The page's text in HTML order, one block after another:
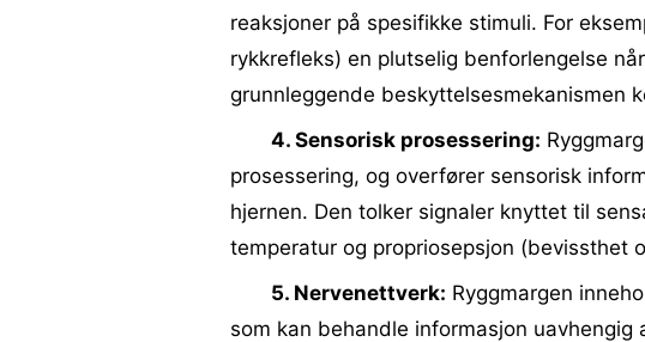
reaksjoner på spesifikke stimuli. For
rykkrefleks) en plutselig benforlengelse
grunnleggende beskyttelsesmekanismen
4. Sensorisk prosessering:
prosessering, og overfører sensorisk
hjernen. Den tolker signaler knyttet til
temperatur og propriosepsjon (bevissthet
5. Nervenettverk: Ryggmargen
som kan behandle informasjon